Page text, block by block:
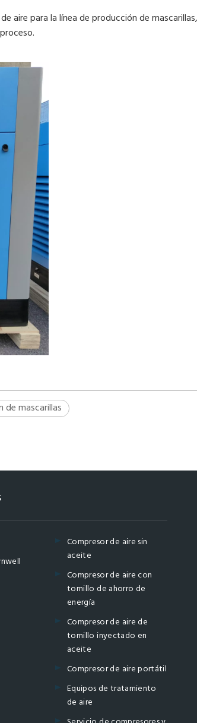
aire para la línea de producción de
mascarillas
Compresor de aire sin
aceite
Compresor de aire con
tornillo de ahorro de
energía
Compresor de aire de
tornillo inyectado en
aceite
Compresor de aire portátil
Equipos de tratamiento
de aire